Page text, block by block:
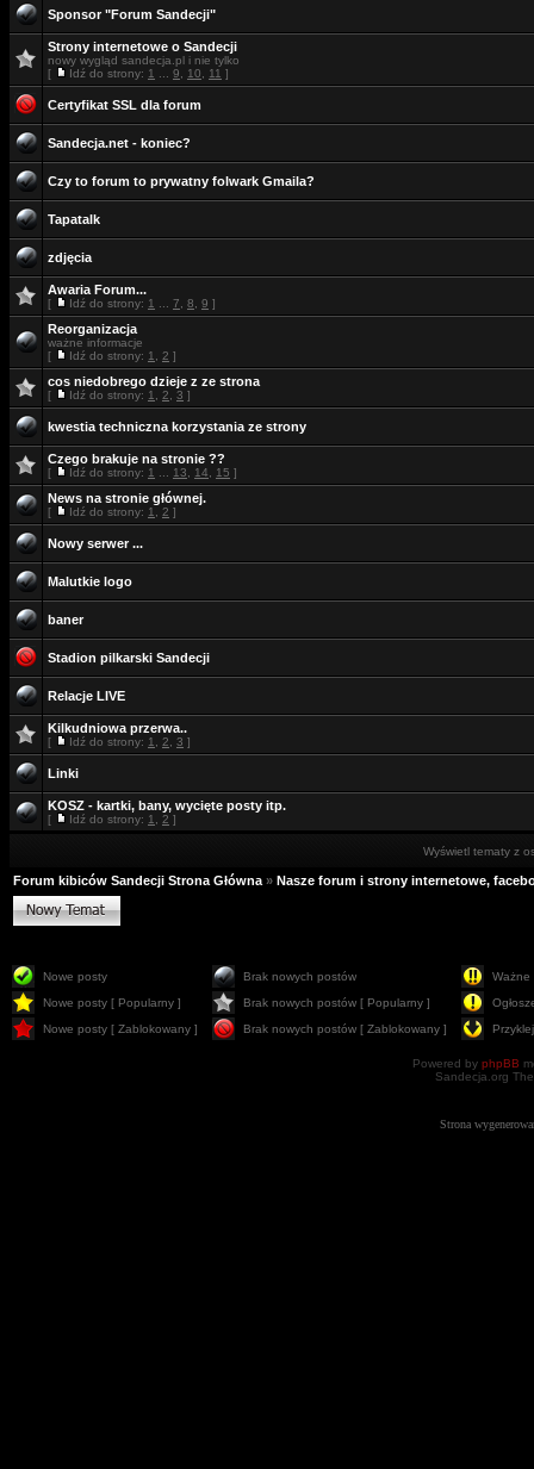
Sponsor "Forum Sandecji"
Strony internetowe o Sandecji
nowy wygląd sandecja.pl i nie tylko
[
Idź do strony: 1 9 10 11 ]
Certyfikat SSL dla forum
Sandecja.net - koniec?
Czy to forum to prywatny folwark Gmaila?
Tapatalk
zdjęcia
Awaria Forum...
[ Idź do strony: 1 7 8 9 ]
Reorganizacja
ważne informacje
[
Idź do strony: 1 2 ]
cos niedobrego dzieje z ze strona
[ Idź do strony: 1 2 3 ]
kwestia techniczna korzystania ze strony
Czego brakuje na stronie ??
[ Idź do strony: 1 13 14 15 ]
News na stronie głównej.
[ Idź do strony: 1 2 ]
Nowy serwer ...
Malutkie logo
baner
Stadion pilkarski Sandecji
Relacje LIVE
Kilkudniowa przerwa..
[ Idź do strony: 1 2 3 ]
Linki
KOSZ - kartki, bany, wycięte posty itp.
[ Idź do strony: 1 2 ]
Wyświetl tematy z
Forum kibiców Sandecji Strona Główna » Nasze forum i strony internetowe,
Nowe posty Brak nowych postów
Ważne
Nowe posty [ Popularny ]
Brak nowych postów [ Popularny ]
Nowe posty [ Zablokowany ]
Brak nowych postów [ Zablokowany ]
Powered by phpBB
Sandecja.org
Strona